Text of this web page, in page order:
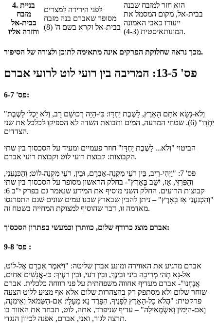
4. בניית
מזבח
בבית-אל
וחזרה אליו
לפני הירידה למצרים
מסופר שאברם בנה מזבח
בבית-אל וקרא בשם ה' (8)
הוא חזר למזבח שבנה
בבית-אל, מקום המסמל את
ייעודו כאבי האמונה
המונותאיסטית (4-3).
מכך נראה שחלוקת הפרקים אינה מתאימה לתוכן ולצורה של הסיפור.
פס' 13-5: המריבה בין רועי לוט לרועי אברם
פס' 6-7:
"וְלֹא-נָשָׂא אֹתָם הָאָרֶץ, לָשֶׁבֶת יַחְדָּו: כִּי-הָיָה רְכוּשָׁם רָב, וְלֹא יָכְלוּ לָשֶׁבֶת
יַחְדָּו" (6). שטחי המרעה, המים ותבואת השדה לא הספיקו לכלכל את שני
הצדדים.
הביטוי "וְלֹא... לָשֶׁבֶת יַחְדָּו" חוזר פעמיים ומעיד על הסכסוך בין שתי
הקבוצות: קבוצת רועי לוט וקבוצת רועי אברם.
פס' 7: "וַיְהִי-רִיב, בֵּין רֹעֵי מִקְנֵה-אַבְרָם, וּבֵין, רֹעֵי מִקְנֵה-לוֹט; וְהַכְּנַעֲנִי,
וְהַפְּרִזִּי, אָז, יֹשֵׁב בָּאָרֶץ"- בחלק הראשון מסופר על הסכסוך בין שתי
קבוצות הרועים. החלק השני מוסיף את המידע שנאמר גם בפרק י"ב 6:
"וְהַכְּנַעֲנִי אָז בָּאָרֶץ" – ניתן להבין שבארץ שכנו עמים שונים שגם התפרנסו
מאדמה זו, דבר שהוסיף למצוקת המחייה בשטח זה.
אברם מוצג כרודף שלום, כוותרן וכמעשי בפתרון הסכסוך:
פס' 9-8 :
אברם מרגיע את האווירה ומונע אבדן שליטה: "וַיֹּאמֶר אַבְרָם אֶל-לוֹט,
אַל-נָא תְהִי מְרִיבָה בֵּינִי וּבֵינֶךָ, וּבֵין רֹעַי, וּבֵין רֹעֶיךָ: כִּי-אֲנָשִׁים אַחִים,
אֲנָחְנוּ"- אברם מעדיף אחווה משפחתית על פני רווחה כלכלית. אברם
שוחר שלום ולא מסתפק רק בהצהרות שלום אלא אף מציע ללוט הצעה
פרקטית: "הֲלֹא כָל-הָאָרֶץ לְפָנֶיךָ, הִפָּרֶד נָא מֵעָלָי: אִם-הַשְּׂמֹאל וְאֵימִנָה,
וְאִם-הַיָּמִין וְאַשְׂמְאִילָה" – עדיף שניפרד, אתה, לוט, תבחר את האזור בו
תרצה לגור, ואני, אברם, אפנה לכיוון הנגדי.